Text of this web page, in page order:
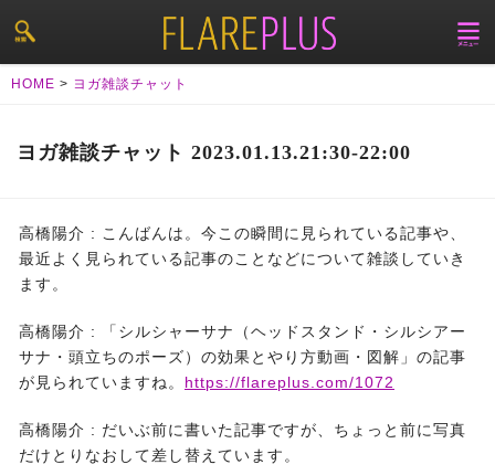
HOME > ヨガ雑談チャット
ヨガ雑談チャット 2023.01.13.21:30-22:00
高橋陽介 : こんばんは。今この瞬間に見られている記事や、
最近よく見られている記事のことなどについて雑談していき
ます。
高橋陽介 :
「シルシャーサナ（ヘッドスタンド・シルシアー
サナ・頭立ちのポーズ）の効果とやり方動画・図解」の記事
が見られていますね。 https://flareplus.com/1072
高橋陽介 : だいぶ前に書いた記事ですが、ちょっと前に写真
だけとりなおして差し替えています。